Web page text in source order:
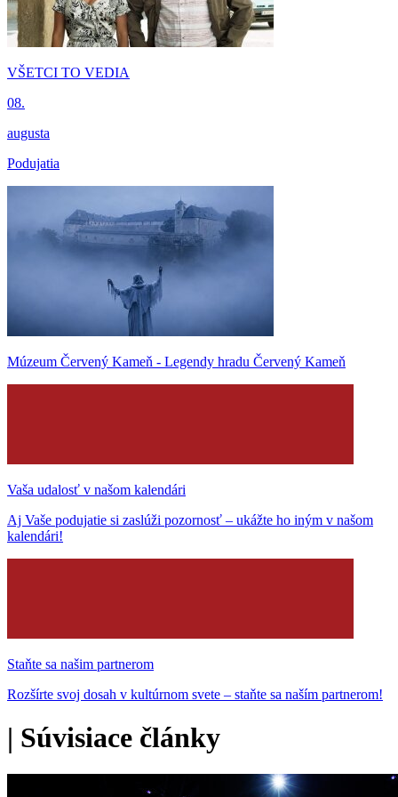
VŠETCI TO VEDIA
08.
augusta
Podujatia
Múzeum Červený Kameň - Legendy hradu Červený Kameň
Vaša udalosť v našom kalendári
Aj Vaše podujatie si zaslúži pozornosť – ukážte ho iným v našom
kalendári!
Staňte sa našim partnerom
Rozšírte svoj dosah v kultúrnom svete – staňte sa naším partnerom!
| Súvisiace články